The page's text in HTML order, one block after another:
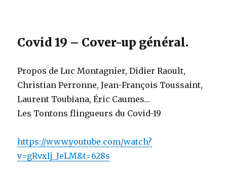
Covid 19 – Cover-up général.
Propos de Luc Montagnier, Didier Raoult,
Christian Perronne, Jean-François Toussaint,
Laurent Toubiana, Éric Caumes…
Les Tontons flingueurs du Covid-19
https://www.youtube.com/watch?
v=gRvxIj_JeLM&t=628s